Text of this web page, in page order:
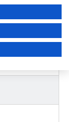
イプ から選